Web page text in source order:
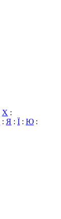
X :
: Я : Ї : Ю :